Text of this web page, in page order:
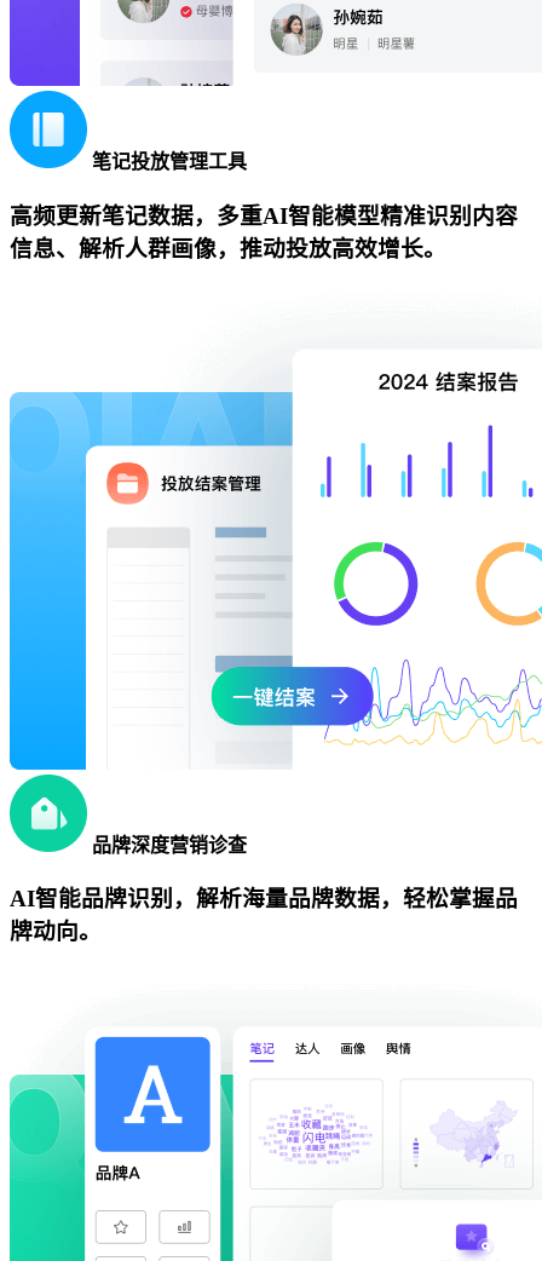
笔记投放管理工具
高频更新笔记数据，多重AI智能模型精准识别内容
信息、解析人群画像，推动投放高效增长。
品牌深度营销诊查
AI智能品牌识别，解析海量品牌数据，轻松掌握品
牌动向。